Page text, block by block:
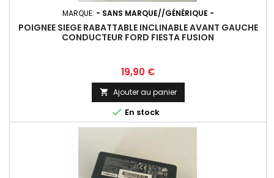
MARQUE: - SANS MARQUE//GÉNÉRIQUE -
POIGNEE SIEGE RABATTABLE INCLINABLE AVANT GAUCHE
CONDUCTEUR FORD FIESTA FUSION
Prix
19,90 €
 Ajouter au panier
 En stock